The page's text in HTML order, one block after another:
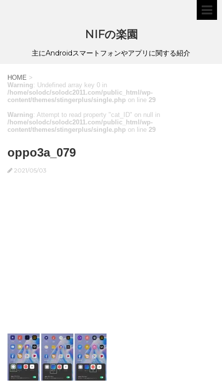
NIFの楽園
主にAndroidスマートフォンやアプリに関する紹介
HOME >
Warning: Undefined array key 0 in
/home/solodc/solodc2011.com/public_html/wp-
content/themes/stingerplus/single.php on line 29
Warning: Attempt to read property "cat_ID" on null in
/home/solodc/solodc2011.com/public_html/wp-
content/themes/stingerplus/single.php on line 29
oppo3a_079
2021/05/03